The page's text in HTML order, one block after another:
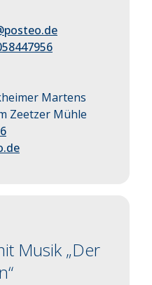
Martens
Zeetzer Mühle
Musik „Der